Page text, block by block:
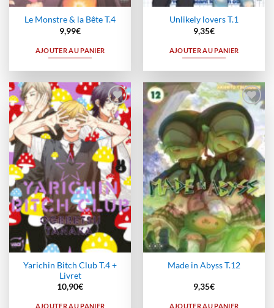
Le Monstre & la Bête T.4
9,99€
AJOUTER AU PANIER
Unlikely lovers T.1
9,35€
AJOUTER AU PANIER
Ajouter
à la
wishlist
Yarichin Bitch Club T.4 +
Livret
10,90€
AJOUTER AU PANIER
Ajouter
à la
wishlist
Made in Abyss T.12
9,35€
AJOUTER AU PANIER